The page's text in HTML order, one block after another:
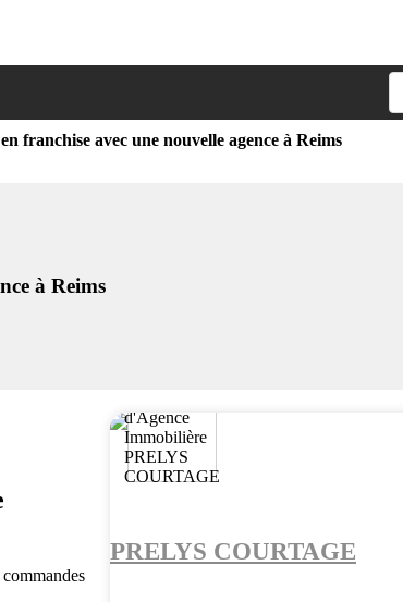
franchise avec une nouvelle agence à Reims
à Reims
PRELYS COURTAGE